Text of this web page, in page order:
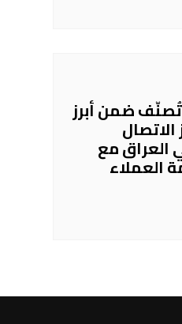
ضمن أبرز
العراق مع
العملاء